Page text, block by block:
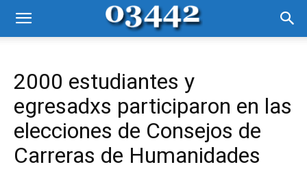
2000 estudiantes y
egresadxs participaron en las
elecciones de Consejos de
Carreras de Humanidades